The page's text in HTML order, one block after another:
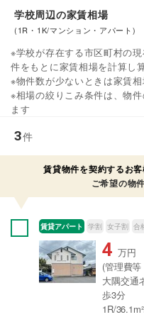
学校周辺の家賃相場
(1R・1K/マンション・アパート)
※学校が存在する市区町村の
件をもとに家賃相場を計算し
※物件数が少ないときは家賃
※相場の絞りこみ条件は、物
ます
3件
賃貸物件を契約するお
ご希望の物
賃貸アパート 学割 女子割 合
4 万円
(管理費
大隅交通
歩3分
1R/